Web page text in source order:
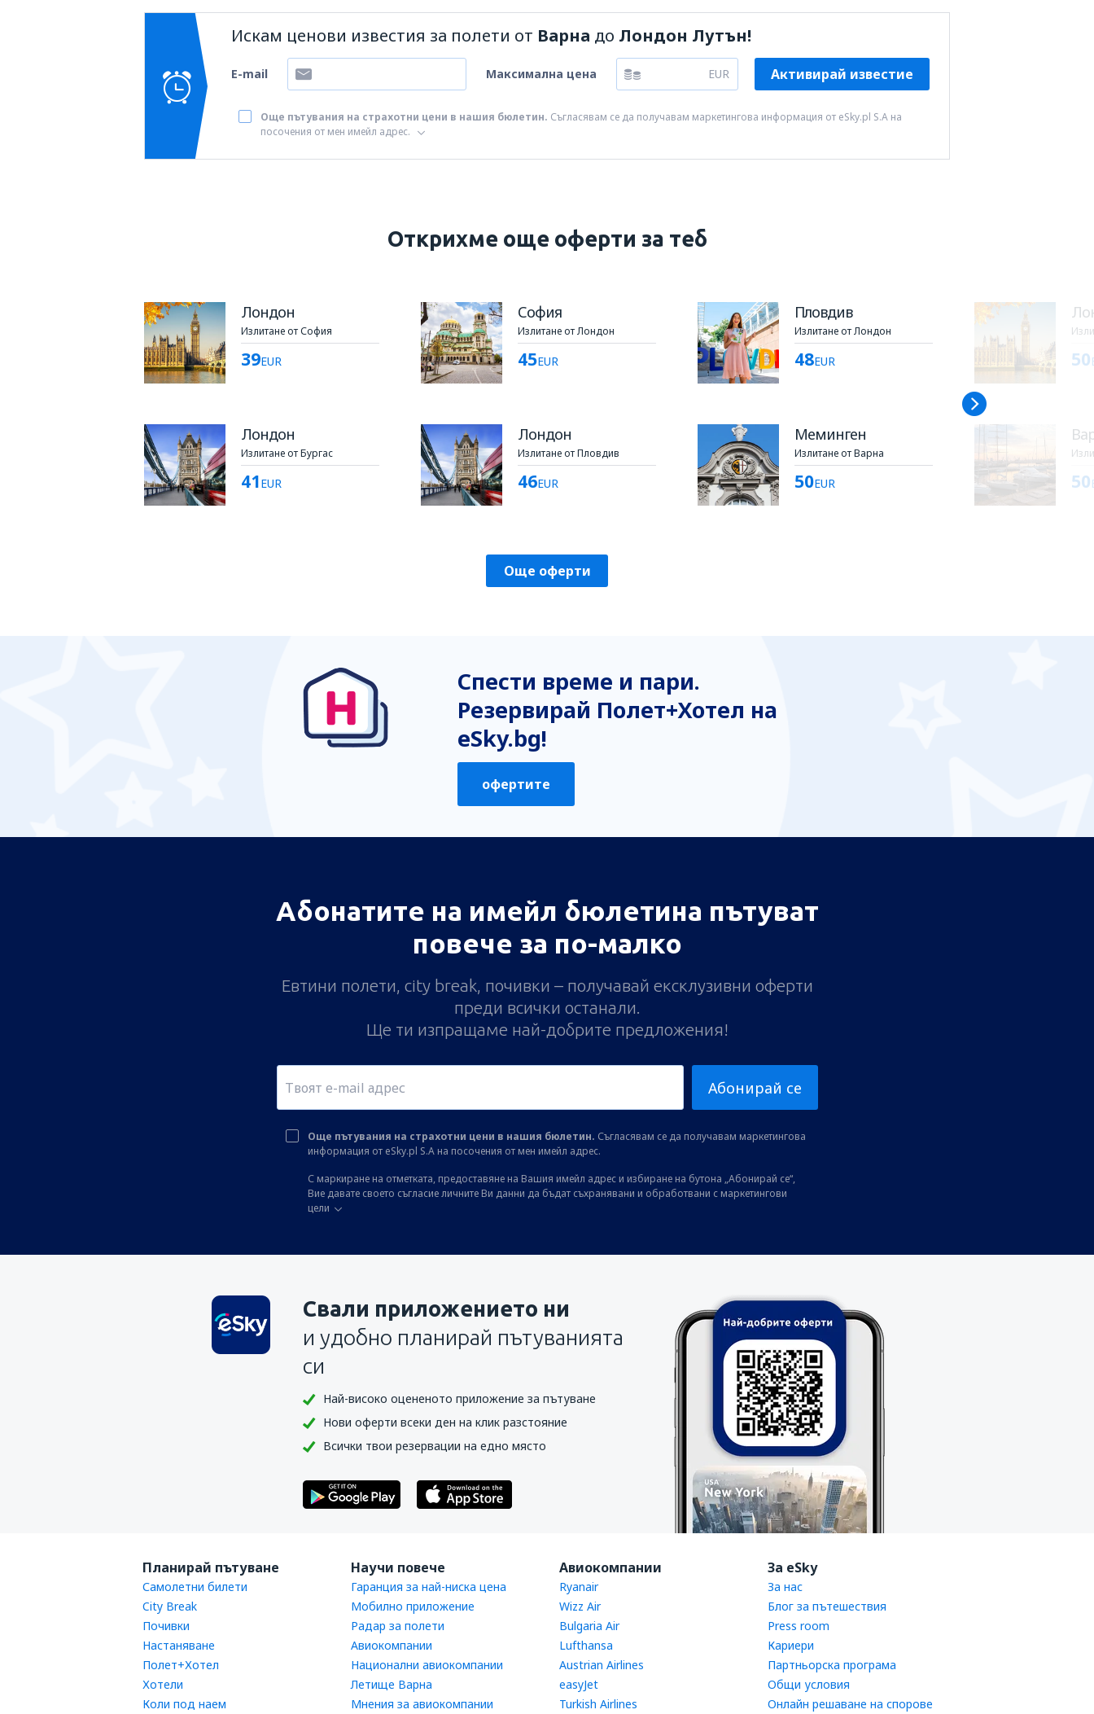
Искам ценови известия за полети от Варна до Лондон Лутън!
E-mail Максимална цена EUR Активирай известие
Още пътувания на страхотни цени в нашия бюлетин. Съгласявам се да получавам маркетингова информация от eSky.pl S.A на
посочения от мен имейл адрес.
Открихме още оферти за теб
Лондон
Излитане от София
39EUR
Лондон
Излитане от Бургас
41EUR
София
Излитане от Лондон
45EUR
Лондон
Излитане от Пловдив
46EUR
Пловдив
Излитане от Лондон
48EUR
Меминген
Излитане от Варна
50EUR
50
50
Още оферти
Спести време и пари.
Резервирай Полет+Хотел на
eSky.bg!
офертите
Абонатите на имейл бюлетина пътуват
повече за по-малко
Евтини полети, city break, почивки – получавай ексклузивни оферти
преди всички останали.
Ще ти изпращаме най-добрите предложения!
Абонирай се
Още пътувания на страхотни цени в нашия бюлетин. Съгласявам се да получавам маркетингова
информация от eSky.pl S.A на посочения от мен имейл адрес.
С маркиране на отметката, предоставяне на Вашия имейл адрес и избиране на бутона „Абонирай се“,
Вие давате своето съгласие личните Ви данни да бъдат съхранявани и обработвани с маркетингови
цели
Свали приложението ни
и удобно планирай пътуванията
си
Най-високо оцененото приложение за пътуване
Нови оферти всеки ден на клик разстояние
Всички твои резервации на едно място
Планирай пътуване
Самолетни билети
City Break
Почивки
Настаняване
Полет+Хотел
Хотели
Коли под наем
Научи повече
Гаранция за най-ниска цена
Мобилно приложение
Радар за полети
Авиокомпании
Национални авиокомпании
Летище Варна
Мнения за авиокомпании
Авиокомпании
Ryanair
Wizz Air
Bulgaria Air
Lufthansa
Austrian Airlines
easyJet
Turkish Airlines
За eSky
За нас
Блог за пътешествия
Press room
Кариери
Партньорска програма
Общи условия
Онлайн решаване на спорове